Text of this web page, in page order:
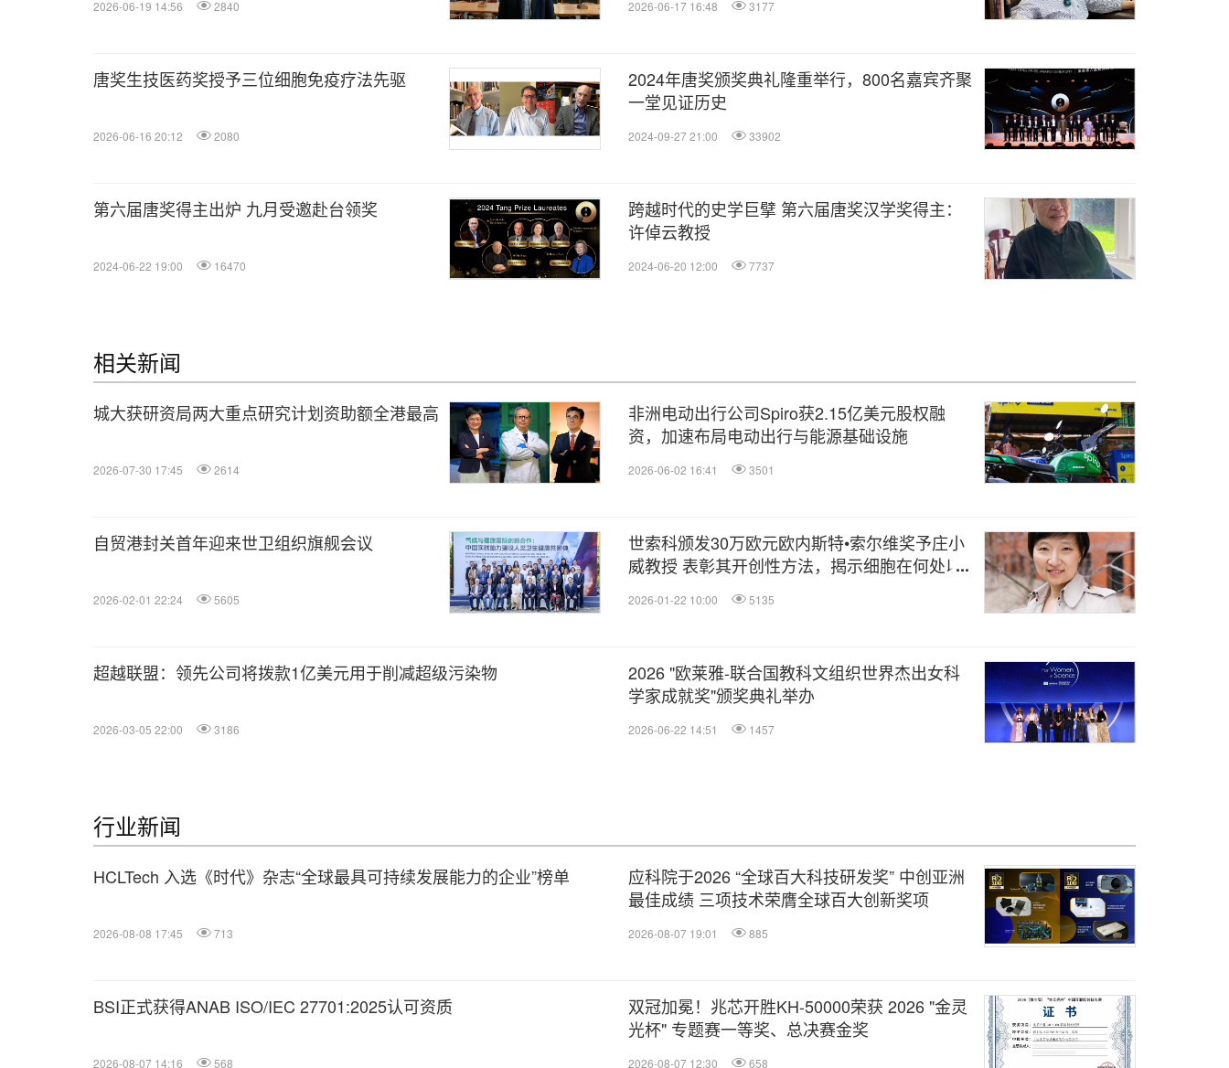
2026-06-19 14:56 2840 2026-06-17 16:48 3177
唐奖生技医药奖授予三位细胞免疫疗法先驱
2026-06-16 20:12 2080
2024年唐奖颁奖典礼隆重举行，800名嘉宾齐聚
一堂见证历史
2024-09-27 21:00 33902
第六届唐奖得主出炉 九月受邀赴台领奖
2024-06-22 19:00 16470
跨越时代的史学巨擘 第六届唐奖汉学奖得主：
许倬云教授
2024-06-20 12:00 7737
相关新闻
城大获研资局两大重点研究计划资助额全港最高
2026-07-30 17:45 2614
非洲电动出行公司Spiro获2.15亿美元股权融
资，加速布局电动出行与能源基础设施
2026-06-02 16:41 3501
自贸港封关首年迎来世卫组织旗舰会议
2026-02-01 22:24 5605
世索科颁发30万欧元欧内斯特•索尔维奖予庄小
威教授 表彰其开创性方法，揭示细胞在何处以
2026-01-22 10:00 5135
超越联盟：领先公司将拨款1亿美元用于削减超级污染物
2026-03-05 22:00 3186
2026 "欧莱雅-联合国教科文组织世界杰出女科
学家成就奖"颁奖典礼举办
2026-06-22 14:51 1457
行业新闻
HCLTech 入选《时代》杂志“全球最具可持续发展能力的企业”榜单
2026-08-08 17:45 713
应科院于2026 “全球百大科技研发奖” 中创亚洲
最佳成绩 三项技术荣膺全球百大创新奖项
2026-08-07 19:01 885
BSI正式获得ANAB ISO/IEC 27701:2025认可资质
2026-08-07 14:16 568
双冠加冕！兆芯开胜KH‑50000荣获 2026 "金灵
光杯" 专题赛一等奖、总决赛金奖
2026-08-07 12:30 658